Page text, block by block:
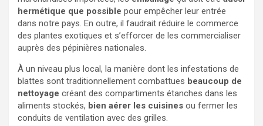
hermétique que possible pour empêcher leur entrée
dans notre pays. En outre, il faudrait réduire le commerce
des plantes exotiques et s’efforcer de les commercialiser
auprès des pépinières nationales.
À un niveau plus local, la manière dont les infestations de
blattes sont traditionnellement combattues beaucoup de
nettoyage créant des compartiments étanches dans les
aliments stockés, bien aérer les cuisines ou fermer les
conduits de ventilation avec des grilles.